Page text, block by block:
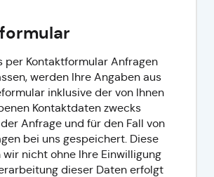
per Kontaktformular Anfragen
werden Ihre Angaben aus
inklusive der von Ihnen
Kontaktdaten zwecks
Anfrage und für den Fall von
bei uns gespeichert. Diese
wir nicht ohne Ihre Einwilligung
dieser Daten erfolgt